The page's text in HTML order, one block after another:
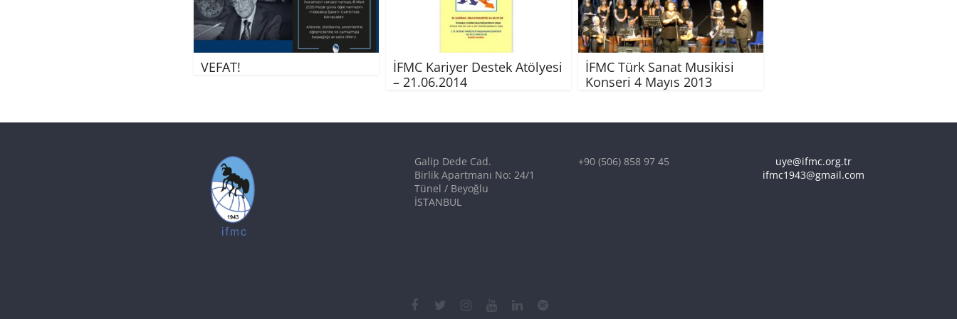
VEFAT!
İFMC Kariyer Destek Atölyesi
– 21.06.2014
İFMC Türk Sanat Musikisi
Konseri 4 Mayıs 2013
Galip Dede Cad.
Birlik Apartmanı No: 24/1
Tünel / Beyoğlu
İSTANBUL
+90 (506) 858 97 45
uye@ifmc.org.tr
ifmc1943@gmail.com